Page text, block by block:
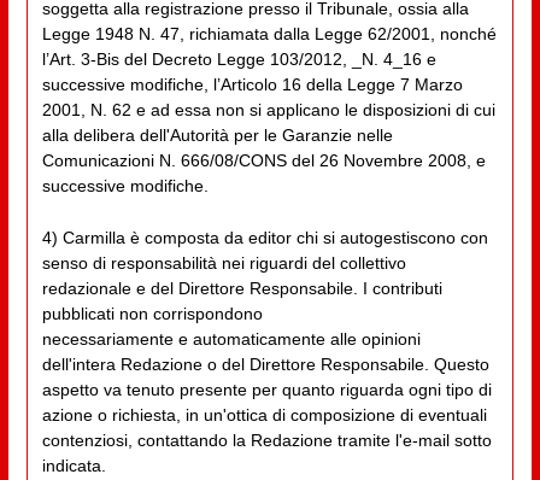
soggetta alla registrazione presso il Tribunale, ossia alla
Legge 1948 N. 47, richiamata dalla Legge 62/2001, nonché
l’Art. 3-Bis del Decreto Legge 103/2012, _N. 4_16 e
successive modifiche, l’Articolo 16 della Legge 7 Marzo
2001, N. 62 e ad essa non si applicano le disposizioni di cui
alla delibera dell'Autorità per le Garanzie nelle
Comunicazioni N. 666/08/CONS del 26 Novembre 2008, e
successive modifiche.
4) Carmilla è composta da editor chi si autogestiscono con
senso di responsabilità nei riguardi del collettivo
redazionale e del Direttore Responsabile. I contributi
pubblicati non corrispondono
necessariamente e automaticamente alle opinioni
dell'intera Redazione o del Direttore Responsabile. Questo
aspetto va tenuto presente per quanto riguarda ogni tipo di
azione o richiesta, in un'ottica di composizione di eventuali
contenziosi, contattando la Redazione tramite l'e-mail sotto
indicata.